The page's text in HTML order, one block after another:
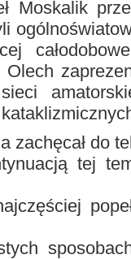
Moskalik
sieci
zachęcał do
tej